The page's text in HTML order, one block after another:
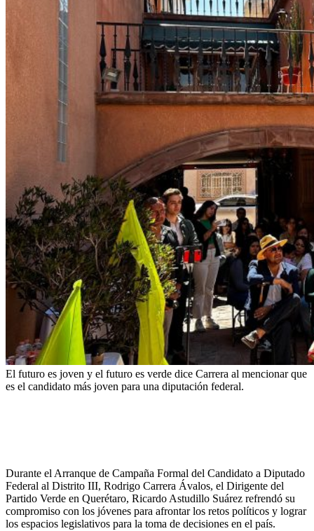
El futuro es joven y el futuro es verde dice Carrera al mencionar que
es el candidato más joven para una diputación federal.
Durante el Arranque de Campaña Formal del Candidato a Diputado
Federal al Distrito III, Rodrigo Carrera Ávalos, el Dirigente del
Partido Verde en Querétaro, Ricardo Astudillo Suárez refrendó su
compromiso con los jóvenes para afrontar los retos políticos y lograr
los espacios legislativos para la toma de decisiones en el país.